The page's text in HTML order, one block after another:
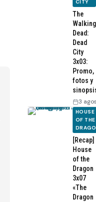
CITY
The
Walking
Dead:
Dead
City
3x03:
Promo,
fotos y
3
HOUSE
OF THE
[Recap]
House
of the
Dragon
3x07
«The
Dragon